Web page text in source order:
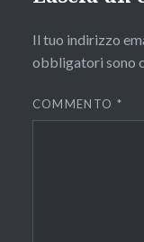
Il tuo indirizzo
obbligatori sono
COMMENTO *